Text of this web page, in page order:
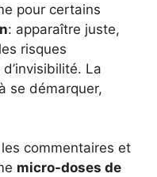
pour certains
: apparaître juste,
risques
La
se démarquer,
commentaires et
micro-doses de